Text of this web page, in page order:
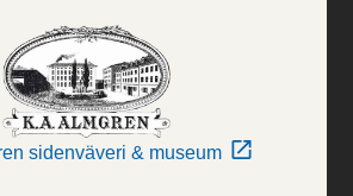
sidenväveri & museum